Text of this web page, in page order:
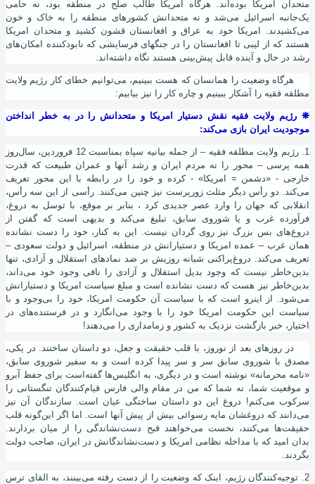
متحدان امریکا بوده‌اند. هرگاه امریکا طالب صلح در منطقه بود، نه حامی
یک‌جانبه اسرائیل می‌شد و نه متحدانش کشورهای منطقه را به خاک و خون
می‌کشیدند. امریکا خود به عراق و افغانستان قشون کشید و متحدان امریکا
هستند که از لیبی تا افغانستان را در جنگهای فرسایشی که نابودکننده امکان‌های
رشد در حال و آینده قابل پیش‌بینی هستند نگاه‌ داشته‌اند.
هرگاه وضعیت را همانسان که هست ببینیم، می‌توانیم خطای کار رﮊیم ولایت
مطلقه فقیه را آشکار ببینیم و چاره کار را نیز بیابیم:
❋ رﮊیم ولایت فقیه نقش دستیار امریکا و متحدانش را در به خطر انداختن
موجودیت ایران بازی می‌کند:
1. رﮊیم ولایت مطلقه فقیه – از جمله بیانیه سپاه بمناسبت 12 فروردین، سال‌روز
همه پرسی – محور را نه مردم ایران و رشد آنها و عمران طبیعت که قدرت
خارجی - «دشمن = امریکا» - کرده و خود را در رابطه با این محور تعریف
می‌کند. دو رأس دیگر مثلث زورپرست نیز چنین می‌کنند. رأسی از این سه رأس،
انقلابی که جهان را وارد عصر جدیدی کرد ، بنابر بر موقع، با توسل به دروغ،
فرآورده غرب و یا شوروی سابق، تبلیغ می‌کند و بدیهی ‌است که گفتن از
دروغ‌های بس بزرگ نیز روی‌ گردان نیست. این به کنار، خود را دست نشانده
همان غرب – عمده امریکا و دستیارانش در منطقه، اسرائیل و دولت سعودی –
تعریف می‌کند. دروغ‌پراکنی شبانه روزیش بر ضد نمادهای استقلال و آزادی، تنها
بدین‌خاطر نیست که وجود بدیل استقلال و آزادی را نافی وجود خود می‌داند،
بدین‌خاطر نیز هست که دست نشانده‌ است و مبلغ سیاست امریکا و دستیارانش
میشود . از اینرو است که با سیاست آن حکومت امریکا، خود را بیوجود و با
سیاست این حکومت امریکا خود را با وجود می انگارد و در فرستندههای در
اختیار، خبر بازگشت نزدیک به کشور و زمامداری را میدهند!
در روزهای بعد از نوروز، با قلب حقیقت و جعل، دو داستان ساختند. در یکی،
مصدق با شوروی سابق سر و سر پیدا کرده
است و به سفیر شوروی سابق،
«نامه محرمانه» نوشته
است و در دیگری، به انگلیسها گفته است برای حفظ آبرو
و موقعیت شما، نه شما که من در مقام والی فارس قیامکنندگان تنگستانی را
سرکوب میکنم! دروغ این دو داستان ساختگی عیان است. سازندگان آن نیز
میدانند که دروغشان مایه رسوائی بیش از پیش آنها است. اما اگر اینگونه قلب
حقیقتها میکنند، نخست میخواهند قبح دستنشاندگی را از میان بردارند.
بدان امید که با مداخله نظامی امریکا و دستنشاندگانش در ایران، صاحب دولت
بگردند.
2. توجیه کنندگان رﮊیم، اینک که وضعیت را از دست رفته میبینند، به القای ترس